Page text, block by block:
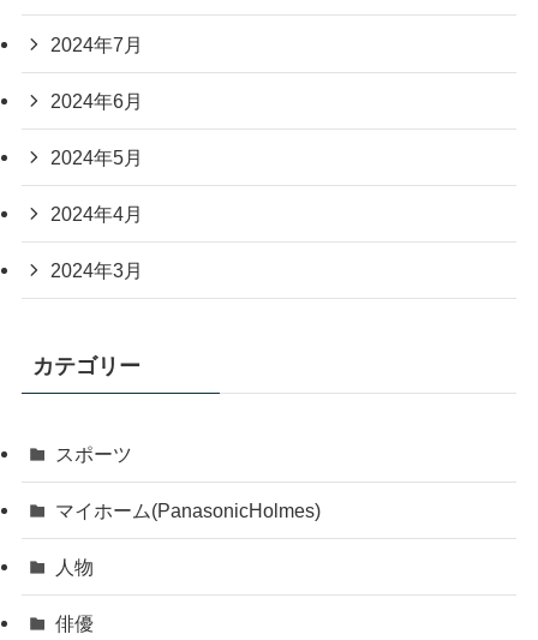
2024年7月
2024年6月
2024年5月
2024年4月
2024年3月
カテゴリー
スポーツ
マイホーム(PanasonicHolmes)
人物
俳優